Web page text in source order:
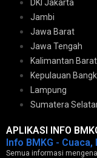
DKI Jakarta
Jambi
Jawa Barat
Jawa Tengah
Kalimantan Barat
Kepulauan
Lampung
Sumatera
APLIKASI INFO
Info BMKG -
Semua informasi